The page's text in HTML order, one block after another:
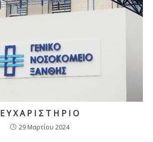
Ε Υ Χ Α Ρ Ι Σ Τ Η Ρ Ι Ο
29 Μαρτίου 2024